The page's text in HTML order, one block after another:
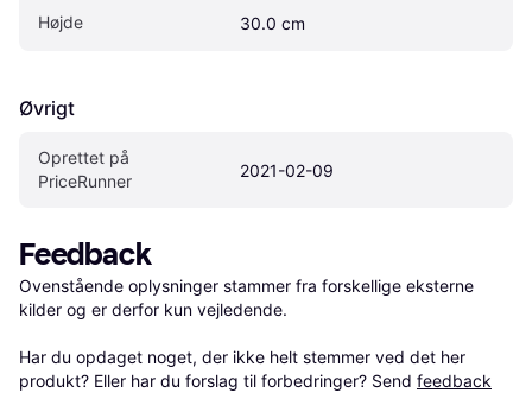
Højde 30.0 cm
Øvrigt
Oprettet på
PriceRunner
2021-02-09
Feedback
Ovenstående oplysninger stammer fra forskellige eksterne
kilder og er derfor kun vejledende.
Har du opdaget noget, der ikke helt stemmer ved det her
produkt? Eller har du forslag til forbedringer? Send feedback